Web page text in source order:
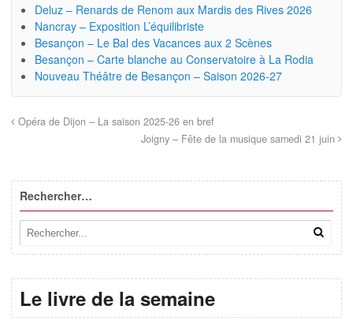
Deluz – Renards de Renom aux Mardis des Rives 2026
Nancray – Exposition L’équilibriste
Besançon – Le Bal des Vacances aux 2 Scènes
Besançon – Carte blanche au Conservatoire à La Rodia
Nouveau Théâtre de Besançon – Saison 2026-27
Opéra de Dijon – La saison 2025-26 en bref
Joigny – Fête de la musique samedi 21 juin
Rechercher…
Le livre de la semaine